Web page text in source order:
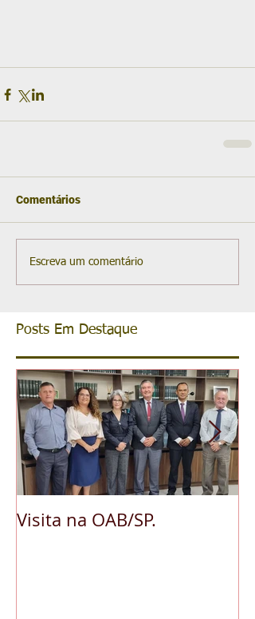
Comentários
Escreva um comentário
Posts Em Destaque
Visita na OAB/SP.